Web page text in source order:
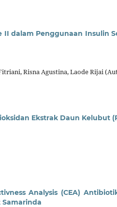
dalam Penggunaan Insulin
Risna Agustina, Laode Rijai
Ekstrak Daun Kelubut
Analysis (CEA)
Samarinda